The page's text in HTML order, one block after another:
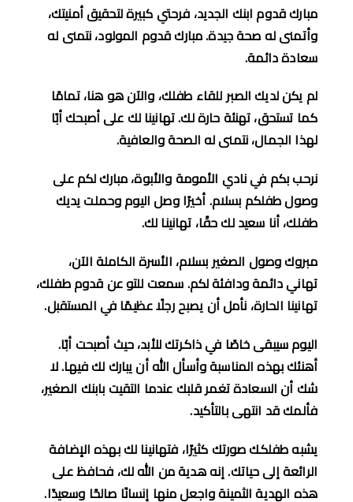
مبارك قدوم ابنك الجديد، فرحتي كبيرة لتحقيق أمنيتك،
وأتمنى له صحة جيدة.مبارك قدوم المولود، نتمنى له
سعادة دائمة.
لم يكن لديك الصبر للقاء طفلك، والآن هو هنا، تمامًا
كما تستحق، تهنئة حارة لك.تهانينا لك على أصبحك أبًا
لهذا الجمال، نتمنى له الصحة والعافية.
نرحب بكم في نادي الأمومة والأبوة، مبارك لكم على
وصول طفلكم بسلام.أخيرًا وصل اليوم وحملت يديك
طفلك، أنا سعيد لك حقًا، تهانينا لك.
مبروك وصول الصغير بسلام، الأسرة الكاملة الآن،
تهاني دائمة ودافئة لكم.سمعت للتو عن قدوم طفلك،
تهانينا الحارة، نأمل أن يصبح رجلًا عظيمًا في المستقبل.
اليوم سيبقى خاصًا في ذاكرتك للأبد، حيث أصبحت أبًا.
أهنئك بهذه المناسبة وأسأل الله أن يبارك لك فيها.لا
شك أن السعادة تغمر قلبك عندما التقيت بابنك الصغير،
فألمك قد انتهى بالتأكيد.
يشبه طفلكك صورتك كثيرًا، فتهانينا لك بهذه الإضافة
الرائعة إلى حياتك.إنه هدية من الله لك، فحافظ على
هذه الهدية الثمينة واجعل منها إنسانًا صالحًا وسعيدًا.